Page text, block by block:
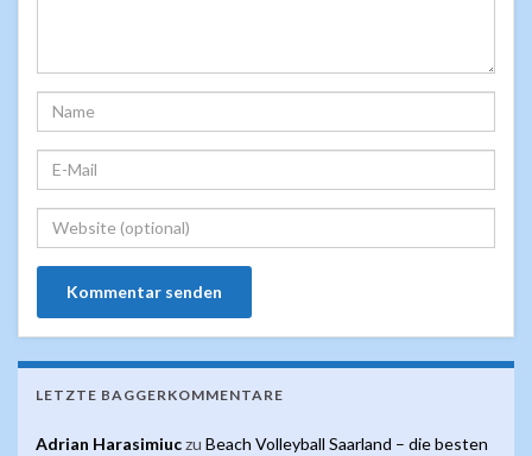
LETZTE BAGGERKOMMENTARE
Adrian Harasimiuczu Beach Volleyball Saarland – die besten